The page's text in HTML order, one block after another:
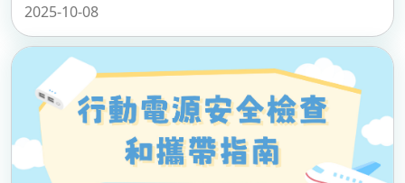
2025-10-08